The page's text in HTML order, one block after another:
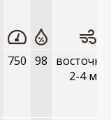
750 98
2-4 м/с